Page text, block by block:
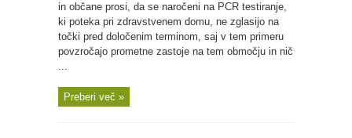
in občane prosi, da se naročeni na PCR testiranje,
ki poteka pri zdravstvenem domu, ne zglasijo na
točki pred določenim terminom, saj v tem primeru
povzročajo prometne zastoje na tem območju in nič
...
Preberi več »